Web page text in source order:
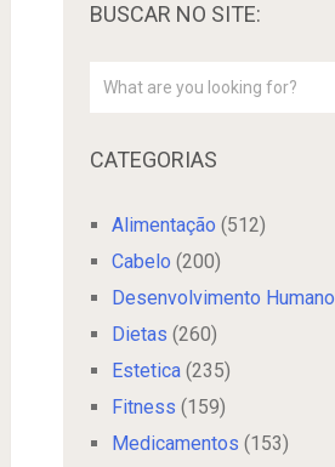
BUSCAR NO SITE:
CATEGORIAS
Alimentação (512)
Cabelo (200)
Desenvolvimento Humano
Dietas (260)
Estetica(235)
Fitness (159)
Medicamentos (153)